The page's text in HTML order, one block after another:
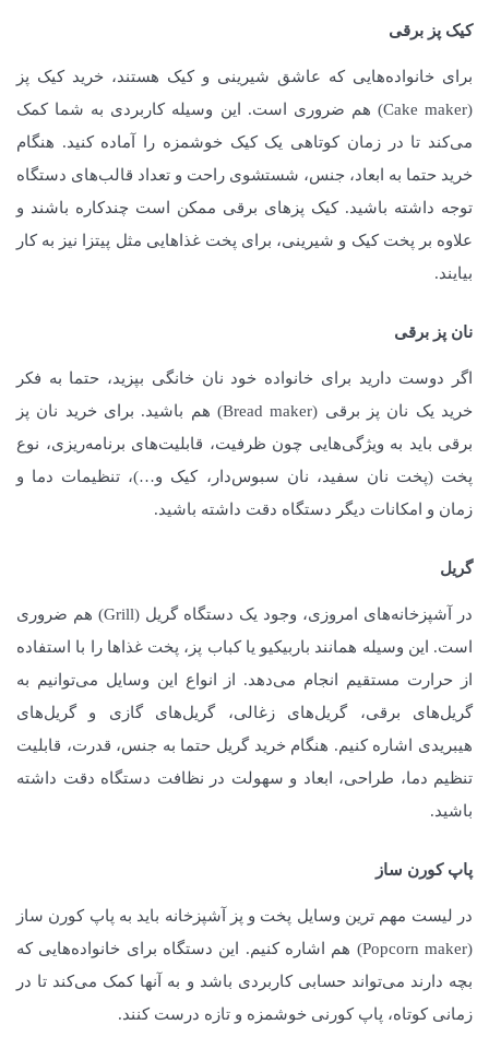
کیک پز برقی
برای خانواده‌هایی که عاشق شیرینی و کیک هستند، خرید کیک پز
(Cake maker) هم ضروری است. این وسیله کاربردی به شما کمک
می‌کند تا در زمان کوتاهی یک کیک خوشمزه را آماده کنید. هنگام
خرید حتما به ابعاد، جنس، شستشوی راحت و تعداد قالب‌های دستگاه
توجه داشته باشید. کیک پزهای برقی ممکن است چندکاره باشند و
علاوه بر پخت کیک و شیرینی، برای پخت غذاهایی مثل پیتزا نیز به کار
بیایند.
نان پز برقی
اگر دوست دارید برای خانواده خود نان خانگی بپزید، حتما به فکر
خرید یک نان پز برقی (Bread maker) هم باشید. برای خرید نان پز
برقی باید به ویژگی‌هایی چون ظرفیت، قابلیت‌های برنامه‌ریزی، نوع
پخت (پخت نان سفید، نان سبوس‌دار، کیک و…)، تنظیمات دما و
زمان و امکانات دیگر دستگاه دقت داشته باشید.
گریل
در آشپزخانه‌های امروزی، وجود یک دستگاه گریل (Grill) هم ضروری
است. این وسیله همانند باربیکیو یا کباب پز، پخت غذاها را با استفاده
از حرارت مستقیم انجام می‌دهد. از انواع این وسایل می‌توانیم به
گریل‌های برقی، گریل‌های زغالی، گریل‌های گازی و گریل‌های
هیبریدی اشاره کنیم. هنگام خرید گریل حتما به جنس، قدرت، قابلیت
تنظیم دما، طراحی، ابعاد و سهولت در نظافت دستگاه دقت داشته
باشید.
پاپ کورن ساز
در لیست مهم ترین وسایل پخت و پز آشپزخانه باید به پاپ کورن ساز
(Popcorn maker) هم اشاره کنیم. این دستگاه برای خانواده‌هایی که
بچه دارند می‌تواند حسابی کاربردی باشد و به آنها کمک می‌کند تا در
زمانی کوتاه، پاپ کورنی خوشمزه و تازه درست کنند.